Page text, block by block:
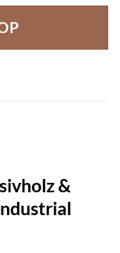
&